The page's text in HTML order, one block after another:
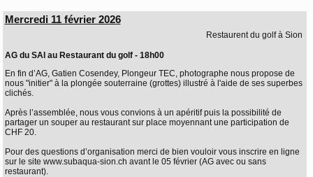
Mercredi 11 février 2026
Restaurent du golf à Sion
AG du SAI au Restaurant du golf - 18h00
En fin d’AG, Gatien Cosendey, Plongeur TEC, photographe nous propose de
nous "initier" à la plongée souterraine (grottes) illustré à l'aide de ses superbes
clichés.
Après l’assemblée, nous vous convions à un apéritif puis la possibilité de
partager un souper au restaurant sur place moyennant une participation de
CHF 20.
Pour des questions d’organisation merci de bien vouloir vous inscrire en ligne
sur le site www.subaqua-sion.ch avant le 05 février (AG avec ou sans
restaurant).